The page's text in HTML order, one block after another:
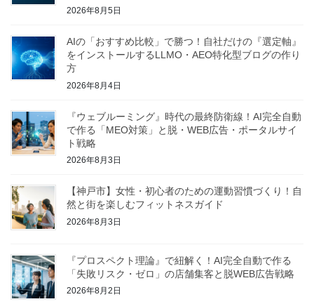
2026年8月5日
AIの「おすすめ比較」で勝つ！自社だけの『選定軸』
をインストールするLLMO・AEO特化型ブログの作り
方
2026年8月4日
『ウェブルーミング』時代の最終防衛線！AI完全自動
で作る「MEO対策」と脱・WEB広告・ポータルサイ
ト戦略
2026年8月3日
【神戸市】女性・初心者のための運動習慣づくり！自
然と街を楽しむフィットネスガイド
2026年8月3日
『プロスペクト理論』で紐解く！AI完全自動で作る
「失敗リスク・ゼロ」の店舗集客と脱WEB広告戦略
2026年8月2日